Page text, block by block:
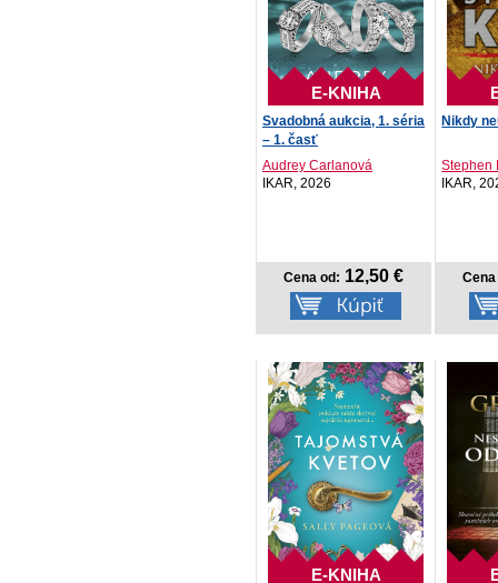
E-KNIHA
Svadobná aukcia, 1. séria
– 1. časť
Audrey Carlanová
IKAR, 2026
Cena od: 12,50 €
Nikdy
Stephen
IKAR,
E-KNIHA